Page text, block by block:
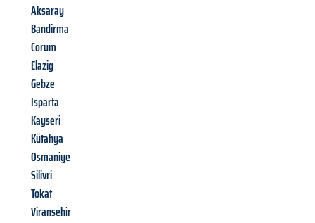
Aksaray
Bandirma
Corum
Elazig
Gebze
Isparta
Kayseri
Kütahya
Osmaniye
Silivri
Tokat
Viransehir